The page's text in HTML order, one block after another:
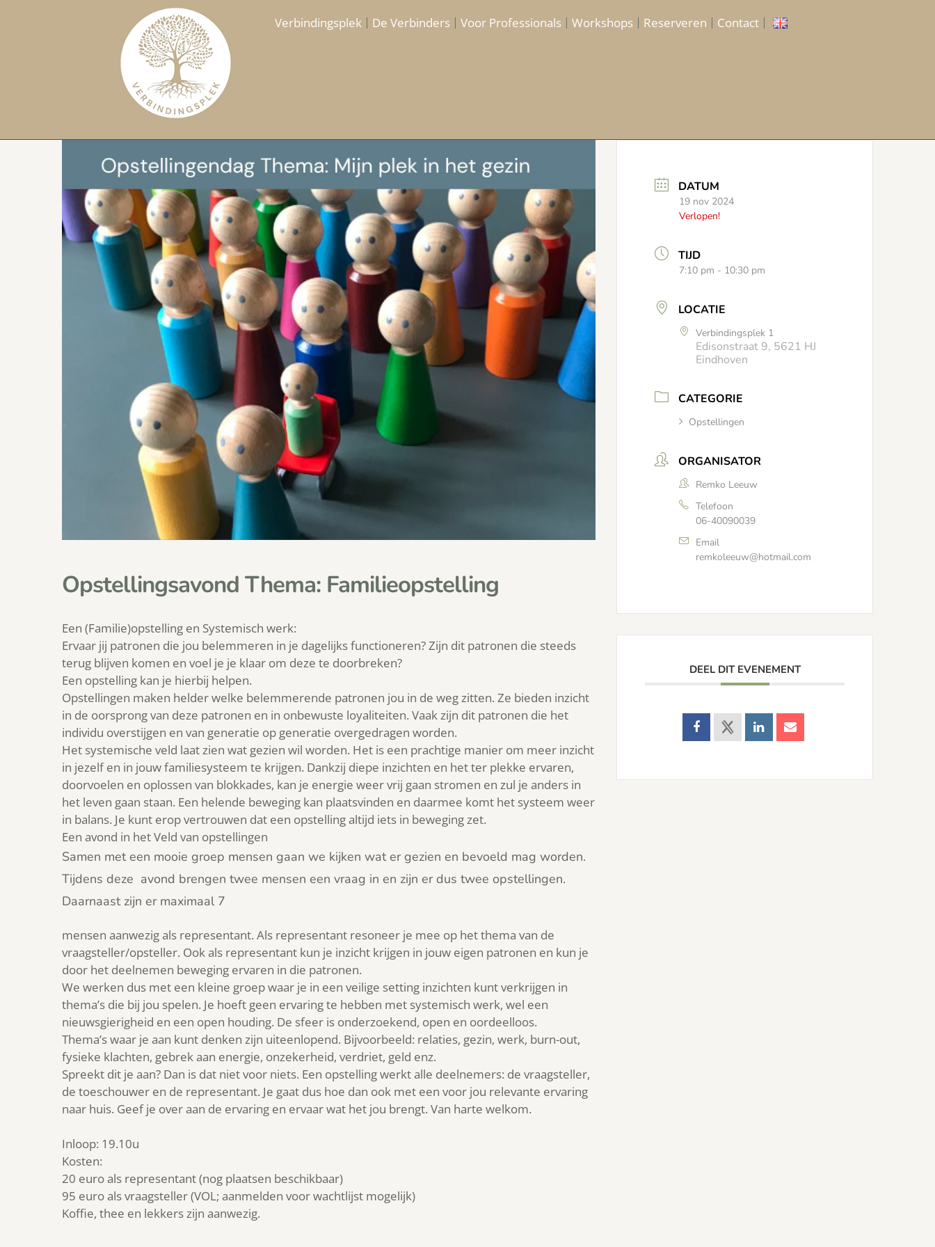
Verbindingsplek De Verbinders Voor Professionals Workshops Reserveren Contact
Opstellingsavond Thema: Familieopstelling
Een (Familie)opstelling en Systemisch werk:
Ervaar jij patronen die jou belemmeren in je dagelijks functioneren? Zijn dit patronen die steeds
terug blijven komen en voel je je klaar om deze te doorbreken?
Een opstelling kan je hierbij helpen.
Opstellingen maken helder welke belemmerende patronen jou in de weg zitten. Ze bieden inzicht
in de oorsprong van deze patronen en in onbewuste loyaliteiten. Vaak zijn dit patronen die het
individu overstijgen en van generatie op generatie overgedragen worden.
Het systemische veld laat zien wat gezien wil worden. Het is een prachtige manier om meer inzicht
in jezelf en in jouw familiesysteem te krijgen. Dankzij diepe inzichten en het ter plekke ervaren,
doorvoelen en oplossen van blokkades, kan je energie weer vrij gaan stromen en zul je anders in
het leven gaan staan. Een helende beweging kan plaatsvinden en daarmee komt het systeem weer
in balans. Je kunt erop vertrouwen dat een opstelling altijd iets in beweging zet.
Een avond in het Veld van opstellingen
Samen met een mooie groep mensen gaan we kijken wat er gezien en bevoeld mag worden.
Tijdens deze avond brengen twee mensen een vraag in en zijn er dus twee opstellingen.
Daarnaast zijn er maximaal 7
mensen aanwezig als representant. Als representant resoneer je mee op het thema van de
vraagsteller/opsteller. Ook als representant kun je inzicht krijgen in jouw eigen patronen en kun je
door het deelnemen beweging ervaren in die patronen.
We werken dus met een kleine groep waar je in een veilige setting inzichten kunt verkrijgen in
thema’s die bij jou spelen. Je hoeft geen ervaring te hebben met systemisch werk, wel een
nieuwsgierigheid en een open houding. De sfeer is onderzoekend, open en oordeelloos.
Thema’s waar je aan kunt denken zijn uiteenlopend. Bijvoorbeeld: relaties, gezin, werk, burn-out,
fysieke klachten, gebrek aan energie, onzekerheid, verdriet, geld enz.
Spreekt dit je aan? Dan is dat niet voor niets. Een opstelling werkt alle deelnemers: de vraagsteller,
de toeschouwer en de repre­sen­tant. Je gaat dus hoe dan ook met een voor jou relevante ervaring
naar huis. Geef je over aan de ervaring en ervaar wat het jou brengt. Van harte welkom.
Inloop: 19.10u
Kosten:
20 euro als representant (nog plaatsen beschikbaar)
95 euro als vraagsteller (VOL; aanmelden voor wachtlijst mogelijk)
Koffie, thee en lekkers zijn aanwezig.
DATUM
19 nov 2024
Verlopen!
TIJD
7:10 pm - 10:30 pm
LOCATIE
Verbindingsplek 1
Edisonstraat 9, 5621 HJ
Eindhoven
CATEGORIE
Opstellingen
ORGANISATOR
Remko Leeuw
Telefoon
06-40090039
Email
remkoleeuw@hotmail.com
DEEL DIT EVENEMENT